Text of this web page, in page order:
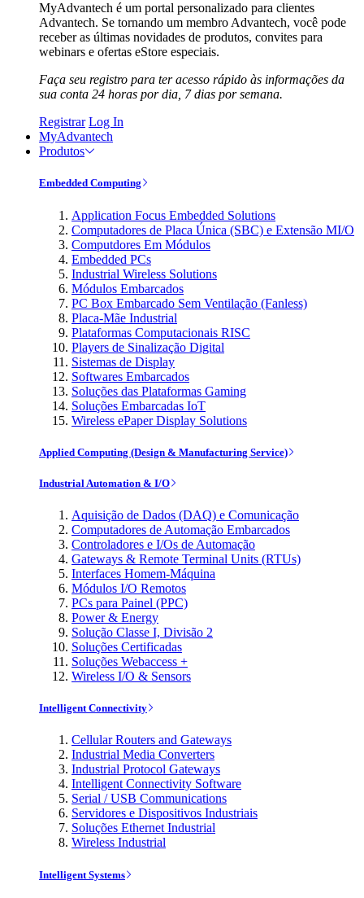
MyAdvantech é um portal personalizado para clientes
Advantech. Se tornando um membro Advantech, você pode
receber as últimas novidades de produtos, convites para
webinars e ofertas eStore especiais.
Faça seu registro para ter acesso rápido às informações da
sua conta 24 horas por dia, 7 dias por semana.
Registrar Log In
MyAdvantech
Produtos
Embedded Computing
Application Focus Embedded Solutions
Computadores de Placa Única (SBC) e Extensão MI/O
Computdores Em Módulos
Embedded PCs
Industrial Wireless Solutions
Módulos Embarcados
PC Box Embarcado Sem Ventilação (Fanless)
Placa-Mãe Industrial
Plataformas Computacionais RISC
Players de Sinalização Digital
Sistemas de Display
Softwares Embarcados
Soluções das Plataformas Gaming
Soluções Embarcadas IoT
Wireless ePaper Display Solutions
Applied Computing (Design & Manufacturing Service)
Industrial Automation & I/O
Aquisição de Dados (DAQ) e Comunicação
Computadores de Automação Embarcados
Controladores e I/Os de Automação
Gateways & Remote Terminal Units (RTUs)
Interfaces Homem-Máquina
Módulos I/O Remotos
PCs para Painel (PPC)
Power & Energy
Solução Classe I, Divisão 2
Soluções Certificadas
Soluções Webaccess +
Wireless I/O & Sensors
Intelligent Connectivity
Cellular Routers and Gateways
Industrial Media Converters
Industrial Protocol Gateways
Intelligent Connectivity Software
Serial / USB Communications
Servidores e Dispositivos Industriais
Soluções Ethernet Industrial
Wireless Industrial
Intelligent Systems